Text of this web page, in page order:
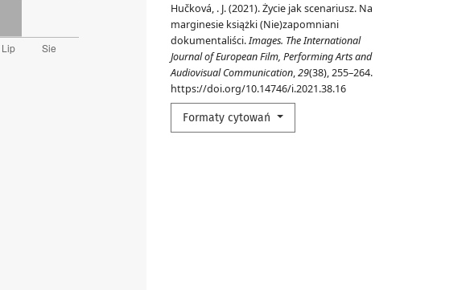
Hučková, . J. (2021). Życie jak scenariusz. Na
marginesie książki (Nie)zapomniani
dokumentaliści.Images. The International
Journal of European Film, Performing Arts and
Audiovisual Communication,29(38), 255–264.
https://doi.org/10.14746/i.2021.38.16
Formaty cytowań